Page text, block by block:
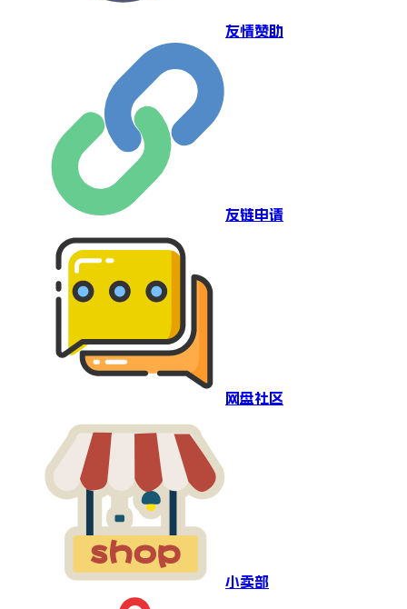
友情赞助
友链申请
网盘社区
小卖部